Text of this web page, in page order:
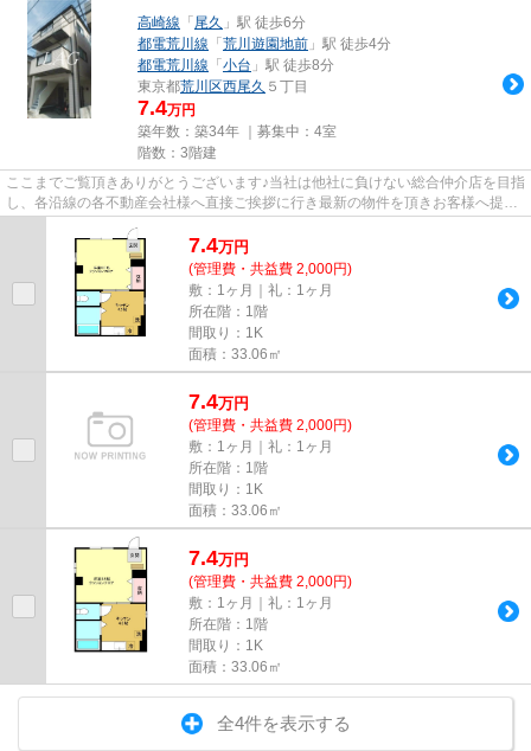
高崎線 「 尾久 」駅 徒歩6分
都電荒川線 「 荒川遊園地前 」駅 徒歩4分
都電荒川線 「 小台 」駅 徒歩8分
東京都荒川区西尾久 ５丁目
7.4万円
築年数：築34年 ｜募集中： 4室
階数：3階建
ここまでご覧頂きありがとうございます♪当社は他社に負けない総合仲介店を目指
し、各沿線の各不動産会社様へ直接ご挨拶に行き最新の物件を頂きお客様へ提供
7.4万円
(管理費・共益費 2,000円)
敷：1ヶ月｜礼：1ヶ月
所在階：1階
間取り：1K
面積：33.06㎡
7.4万円
(管理費・共益費 2,000円)
敷：1ヶ月｜礼：1ヶ月
所在階：1階
間取り：1K
面積：33.06㎡
7.4万円
(管理費・共益費 2,000円)
敷：1ヶ月｜礼：1ヶ月
所在階：1階
間取り：1K
面積：33.06㎡
全4件を表示する